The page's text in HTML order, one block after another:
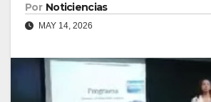
Por Noticiencias
MAY 14, 2026